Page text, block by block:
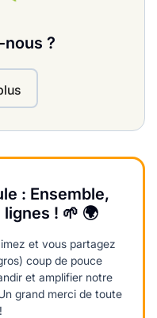
nous ?
: Ensemble,
! 🌱 🌍
et vous partagez
coup de pouce
et amplifier notre
grand merci de toute